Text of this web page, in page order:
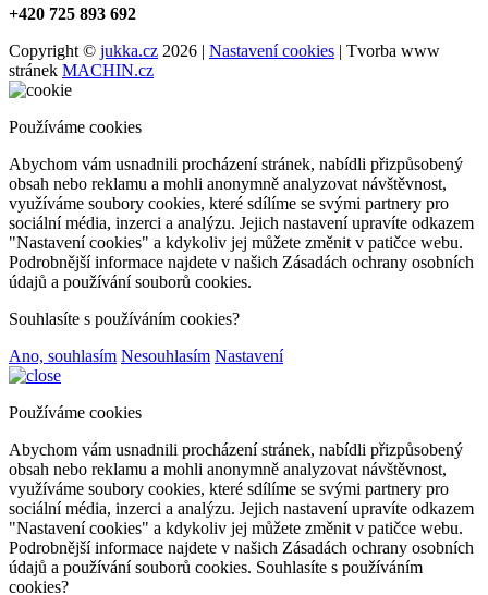
+420 725 893 692
Copyright © jukka.cz 2026 | Nastavení cookies | Tvorba www
stránek MACHIN.cz
Používáme cookies
Abychom vám usnadnili procházení stránek, nabídli přizpůsobený
obsah nebo reklamu a mohli anonymně analyzovat návštěvnost,
využíváme soubory cookies, které sdílíme se svými partnery pro
sociální média, inzerci a analýzu. Jejich nastavení upravíte odkazem
"Nastavení cookies" a kdykoliv jej můžete změnit v patičce webu.
Podrobnější informace najdete v našich Zásadách ochrany osobních
údajů a používání souborů cookies.
Souhlasíte s používáním cookies?
Ano, souhlasím Nesouhlasím Nastavení
Používáme cookies
Abychom vám usnadnili procházení stránek, nabídli přizpůsobený
obsah nebo reklamu a mohli anonymně analyzovat návštěvnost,
využíváme soubory cookies, které sdílíme se svými partnery pro
sociální média, inzerci a analýzu. Jejich nastavení upravíte odkazem
"Nastavení cookies" a kdykoliv jej můžete změnit v patičce webu.
Podrobnější informace najdete v našich Zásadách ochrany osobních
údajů a používání souborů cookies. Souhlasíte s používáním
cookies?